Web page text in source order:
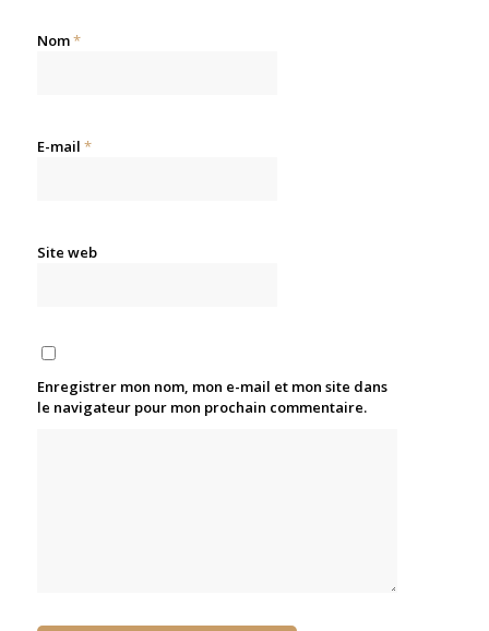
Nom*
E-mail *
Site web
Enregistrer mon nom, mon e-mail et mon site dans
le navigateur pour mon prochain commentaire.